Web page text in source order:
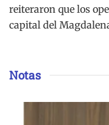
reiteraron que los
capital del
Notas